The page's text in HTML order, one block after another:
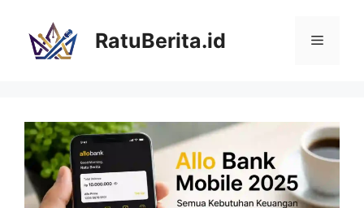
RatuBerita.id Menu